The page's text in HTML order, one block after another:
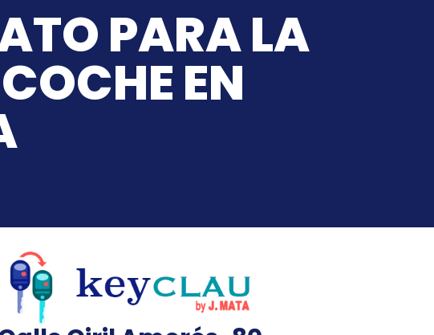
PARA LA
EN